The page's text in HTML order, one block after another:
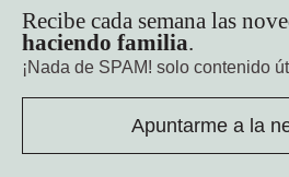
Recibe cada semana las
haciendo familia.
¡Nada de SPAM! solo contenido
Apuntarme a la